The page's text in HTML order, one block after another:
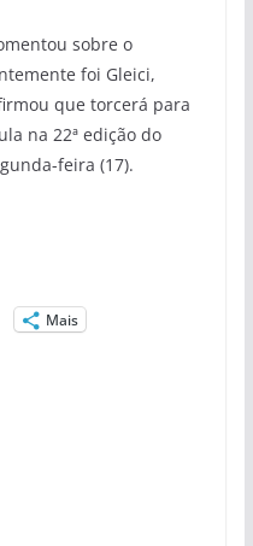
sobre o
foi Gleici,
que torcerá para
na 22ª edição do
feira (17).
Mais